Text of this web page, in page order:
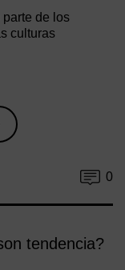
de los
culturas
0
tendencia?